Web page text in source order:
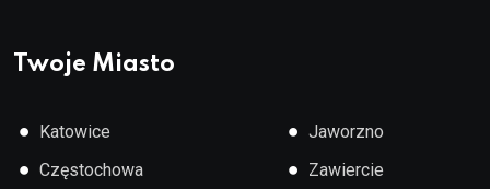
Twoje Miasto
● Katowice
● Częstochowa
● Jaworzno
● Zawiercie